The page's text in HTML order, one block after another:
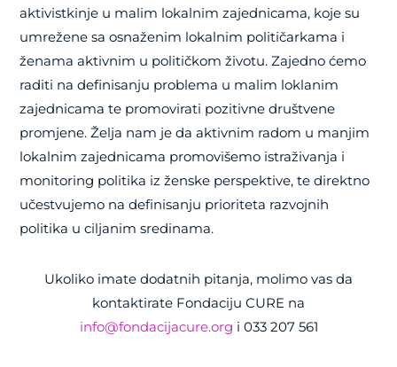
aktivistkinje u malim lokalnim zajednicama, koje su
umrežene sa osnaženim lokalnim političarkama i
ženama aktivnim u političkom životu. Zajedno ćemo
raditi na definisanju problema u malim loklanim
zajednicama te promovirati pozitivne društvene
promjene. Želja nam je da aktivnim radom u manjim
lokalnim zajednicama promovišemo istraživanja i
monitoring politika iz ženske perspektive, te direktno
učestvujemo na definisanju prioriteta razvojnih
politika u ciljanim sredinama.
Ukoliko imate dodatnih pitanja, molimo vas da
kontaktirate Fondaciju CURE na
info@fondacijacure.org i 033 207 561